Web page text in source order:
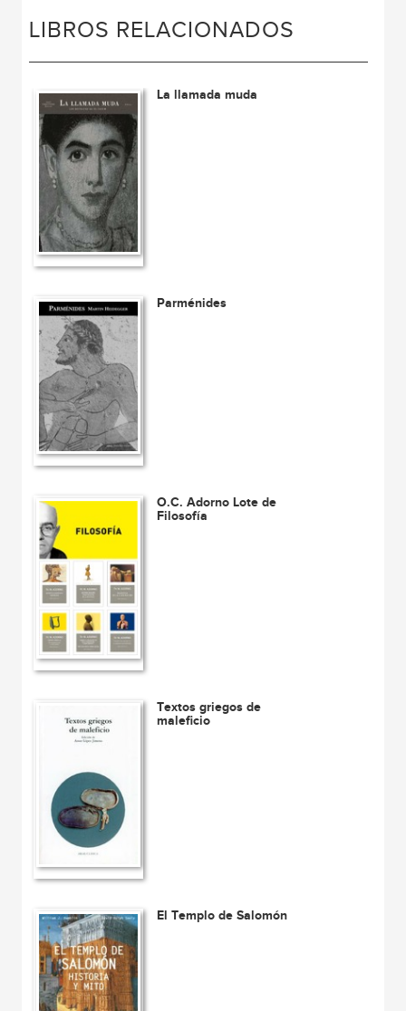
LIBROS RELACIONADOS
La llamada muda
Parménides
O.C. Adorno Lote de
Filosofía
Textos griegos de
maleficio
El Templo de Salomón